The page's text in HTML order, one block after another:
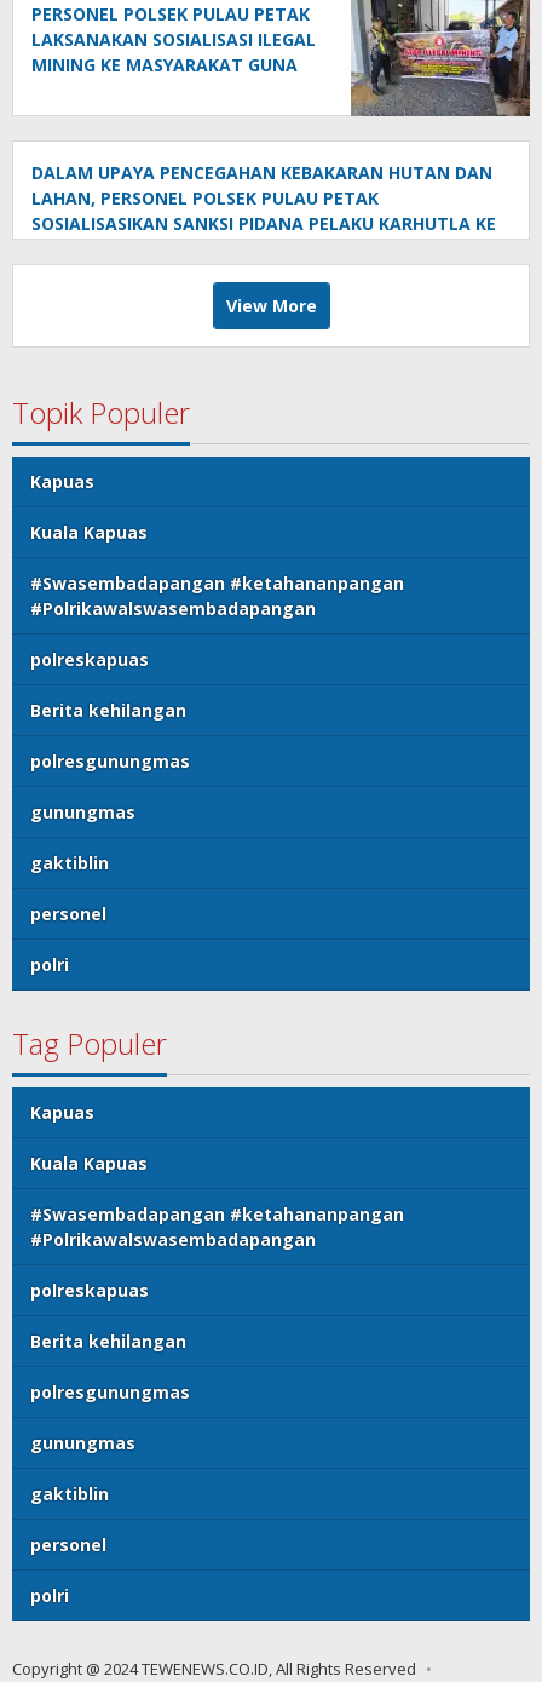
PERSONEL POLSEK PULAU PETAK
LAKSANAKAN SOSIALISASI ILEGAL
MINING KE MASYARAKAT GUNA
WILAYAH KECAMATAN PULAU
PETAK
DALAM UPAYA PENCEGAHAN KEBAKARAN HUTAN DAN
LAHAN, PERSONEL POLSEK PULAU PETAK
SOSIALISASIKAN SANKSI PIDANA PELAKU KARHUTLA KE
View More
Topik Populer
Kapuas
Kuala Kapuas
#Swasembadapangan #ketahananpangan
#Polrikawalswasembadapangan
polreskapuas
Berita kehilangan
polresgunungmas
gunungmas
gaktiblin
personel
polri
Tag Populer
Kapuas
Kuala Kapuas
#Swasembadapangan #ketahananpangan
#Polrikawalswasembadapangan
polreskapuas
Berita kehilangan
polresgunungmas
gunungmas
gaktiblin
personel
polri
Copyright @ 2024 TEWENEWS.CO.ID, All Rights Reserved